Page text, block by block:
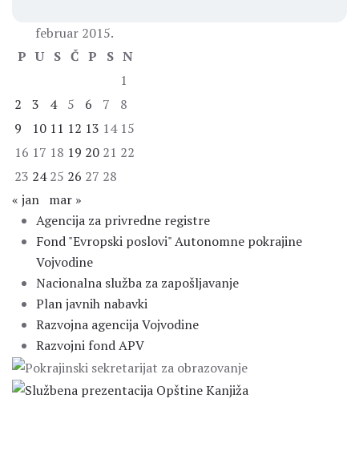
februar 2015.
P U S Č P S N
1
2
3 4 5 6 7
8
9
10 11 12 13 14 15
16 17 18 19 20 21 22
23 24 25 26 27 28
« jan mar »
Agencija za privredne registre
Fond "Evropski poslovi" Autonomne pokrajine
Vojvodine
Nacionalna služba za zapošljavanje
Plan javnih nabavki
Razvojna agencija Vojvodine
Razvojni fond APV